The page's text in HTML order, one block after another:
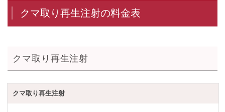
クマ取り再生注射の料金表
クマ取り再生注射
クマ取り再生注射